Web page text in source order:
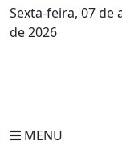
Sexta-feira, 07 de
de 2026
MENU